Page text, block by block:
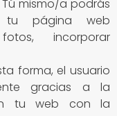
Tú mismo/a podrás
tu página web
incorporar
forma, el usuario
gracias a la
tu web con la